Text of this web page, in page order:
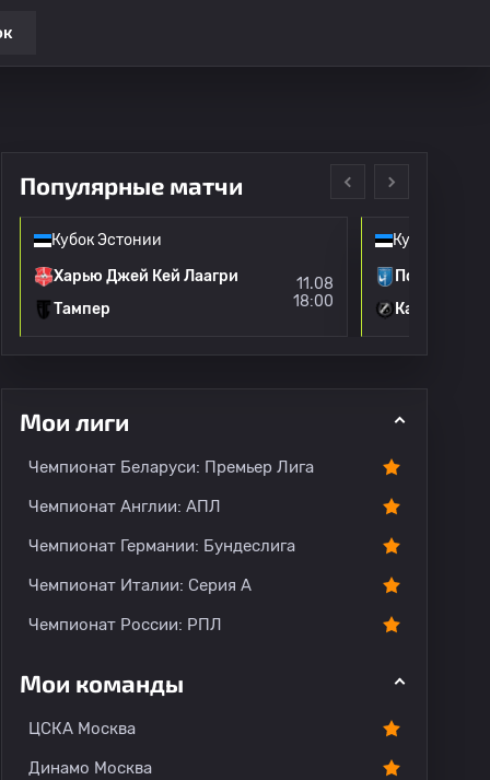
Переходы Все игроки
Популярные матчи
Кубок Эстонии
Харью Джей Кей Лаагри
Тампер
11.08
18:00
Кубок
Посейдон
Калджу
Мои лиги
Чемпионат Беларуси: Премьер Лига
Чемпионат Англии: АПЛ
Чемпионат Германии: Бундеслига
Чемпионат Италии: Серия А
Чемпионат России: РПЛ
Мои команды
ЦСКА Москва
Динамо Москва